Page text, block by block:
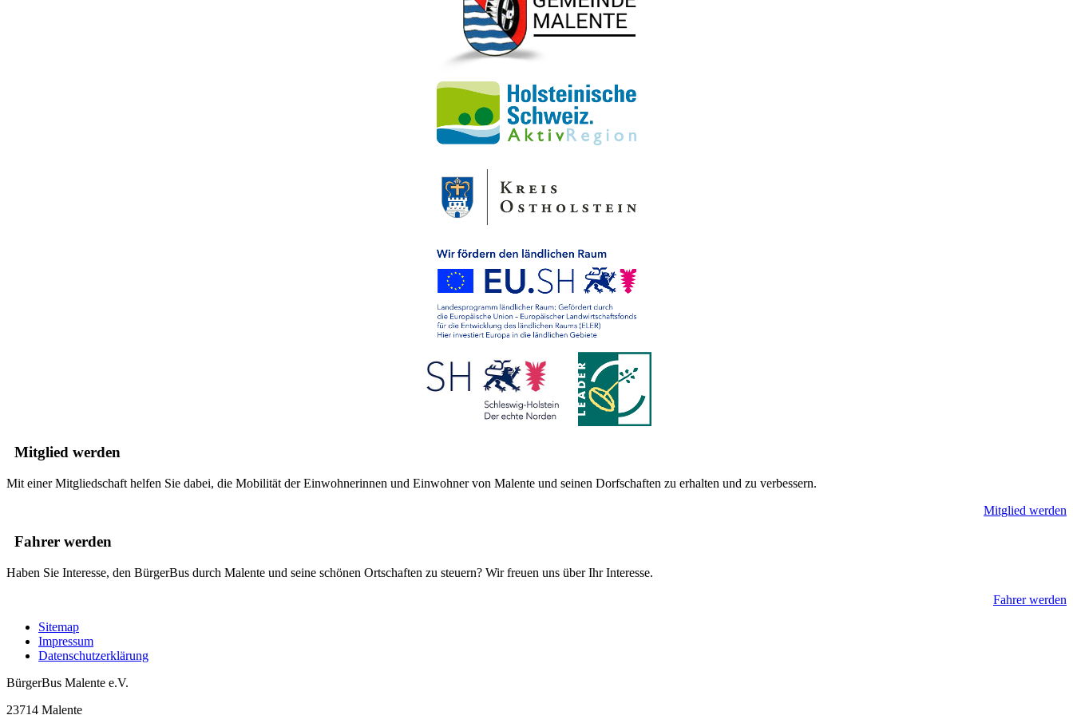
Mitglied werden
Mit einer Mitgliedschaft helfen Sie dabei, die Mobilität der Einwohnerinnen und Einwohner von Malente und seinen Dorfschaften zu erhalten und zu verbessern.
Mitglied werden
Fahrer werden
Haben Sie Interesse, den BürgerBus durch Malente und seine schönen Ortschaften zu steuern? Wir freuen uns über Ihr Interesse.
Fahrer werden
Sitemap
Impressum
Datenschutzerklärung
BürgerBus Malente e.V.
23714 Malente